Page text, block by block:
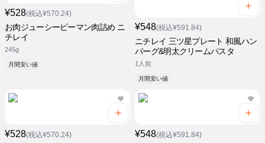
¥528(税込¥570.24)
お肉ジューシーピーマン肉詰め ニ
チレイ
245g
月間安い値
¥548(税込¥591.84)
ニチレイ 三ツ星プレート 和風ハン
バーグ&明太クリームパスタ
1人前
月間安い値
¥528(税込¥570.24) ¥548(税込¥591.84)